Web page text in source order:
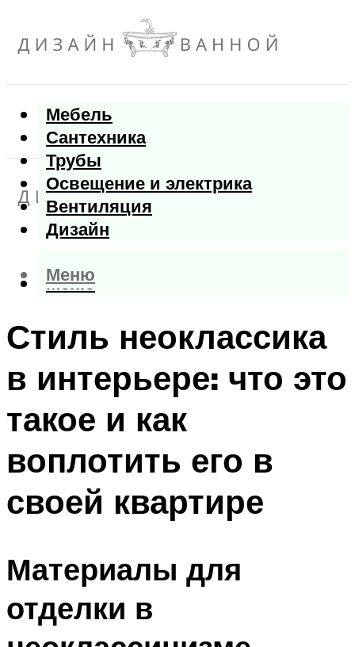
Мебель
Сантехника
Трубы
Освещение и электрика
Вентиляция
Дизайн
Меню
Меню
Стиль неоклассика
в интерьере: что это
такое и как
воплотить его в
своей квартире
Материалы для
отделки в